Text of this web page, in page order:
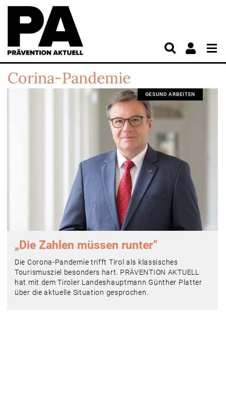
Corina-Pandemie
GESUND ARBEITEN
„Die Zahlen müssen runter“
Die Corona-Pandemie trifft Tirol als klassisches
Tourismusziel besonders hart. PRÄVENTION AKTUELL
hat mit dem Tiroler Landeshauptmann Günther Platter
über die aktuelle Situation gesprochen.